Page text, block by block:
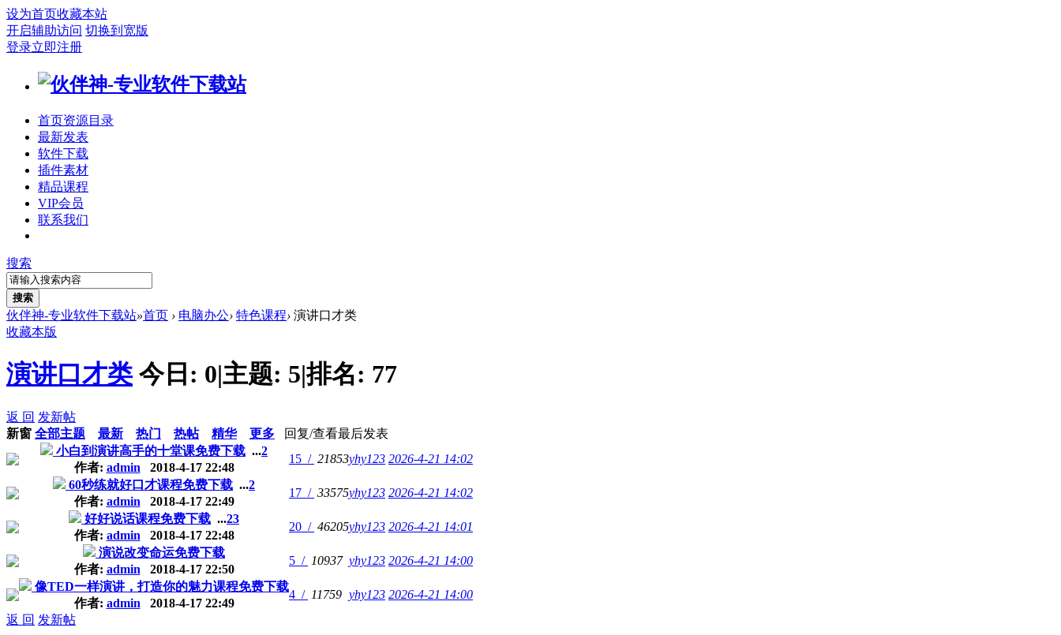
设为首页收藏本站
开启辅助访问 切换到宽版
登录立即注册
首页资源目录
最新发表
软件下载
插件素材
精品课程
VIP会员
联系我们
搜索
搜索
伙伴神-专业软件下载站»首页 › 电脑办公› 特色课程› 演讲口才类
收藏本版
演讲口才类 今日: 0|主题: 5|排名: 77
返 回 发新帖
新窗 全部主题 最新 热门 热帖 精华 更多 回复/查看最后发表
小白到演讲高手的十堂课免费下载 ...2
作者: admin 2018-4-17 22:48
15 / 21853yhy123 2026-4-21 14:02
60秒练就好口才课程免费下载 ...2
作者: admin 2018-4-17 22:49
17 / 33575yhy123 2026-4-21 14:02
好好说话课程免费下载 ...23
作者: admin 2018-4-17 22:48
20 / 46205yhy123 2026-4-21 14:01
演说改变命运免费下载
作者: admin 2018-4-17 22:50
5 / 10937 yhy123 2026-4-21 14:00
像TED一样演讲，打造你的魅力课程免费下载
作者: admin 2018-4-17 22:49
4 / 11759 yhy123 2026-4-21 14:00
返 回 发新帖